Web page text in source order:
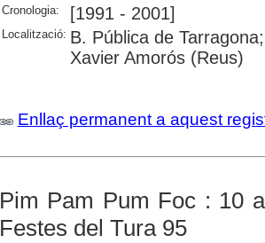
Cronologia: [1991 - 2001]
Localització: B. Pública de
Xavier Amorós (Reus)
Enllaç permanent a aquest
Pim Pam Pum Foc : 10
Festes del Tura 95